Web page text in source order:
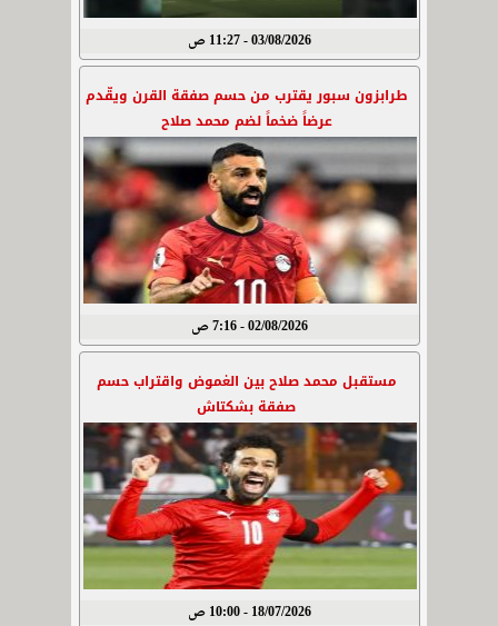
03/08/2026 - 11:27 ص
طرابزون سبور يقترب من حسم صفقة القرن ويقّدم
عرضاً ضخماً لضم محمد صلاح
02/08/2026 - 7:16 ص
مستقبل محمد صلاح بين الغموض واقتراب حسم
صفقة بشكتاش
18/07/2026 - 10:00 ص